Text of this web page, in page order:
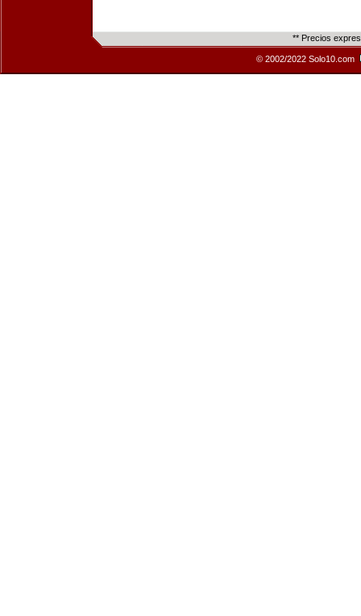
** Precios
© 2002/2022 Solo10.com